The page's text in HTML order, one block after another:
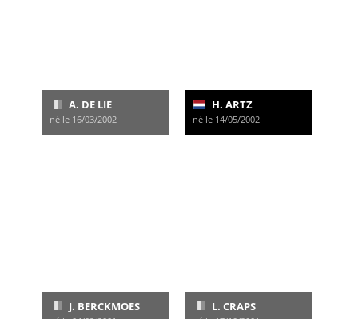
A. DE LIE
né le 16/03/2002
H. ARTZ
né le 14/05/2002
J. BERCKMOES L. CRAPS